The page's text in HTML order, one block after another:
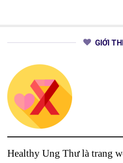
GIỚI
Healthy Ung Thư là trang